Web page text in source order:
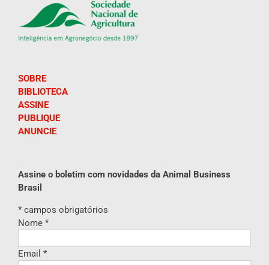
SOBRE
BIBLIOTECA
ASSINE
PUBLIQUE
ANUNCIE
Assine o boletim com novidades da Animal Business
Brasil
* campos obrigatórios
Nome *
Email *